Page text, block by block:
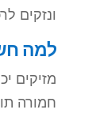
ונזקים
למה
מזיקים
חמורה